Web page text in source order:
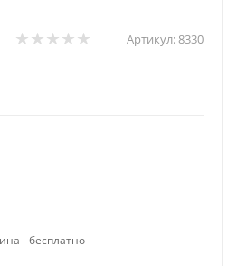
Артикул:8330
- бесплатно